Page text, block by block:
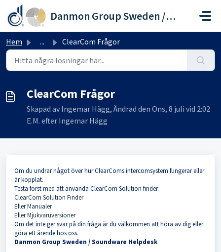
Hoppa över till huvudinnehåll
Danmon Group Sweden / Soundware
Hem ... ClearCom Frågor
ClearCom Frågor
Skapad av Ingemar Hägg, Ändrad den Ons, 8 juli vid 2:02
E.M. efter Ingemar Hägg
Om du undrar något över hur ClearComs intercomsystem fungerar eller
är kopplat.
Testa först med att använda ClearCom Solution finder.
ClearCom Solution Finder
EllerManualer
EllerMjukvaruversioner
Om det inte ger svar på din fråga är du välkommen att höra av dig eller
göra ett ärende hos oss.
Danmon Group Sweden / Soundware Helpdesk